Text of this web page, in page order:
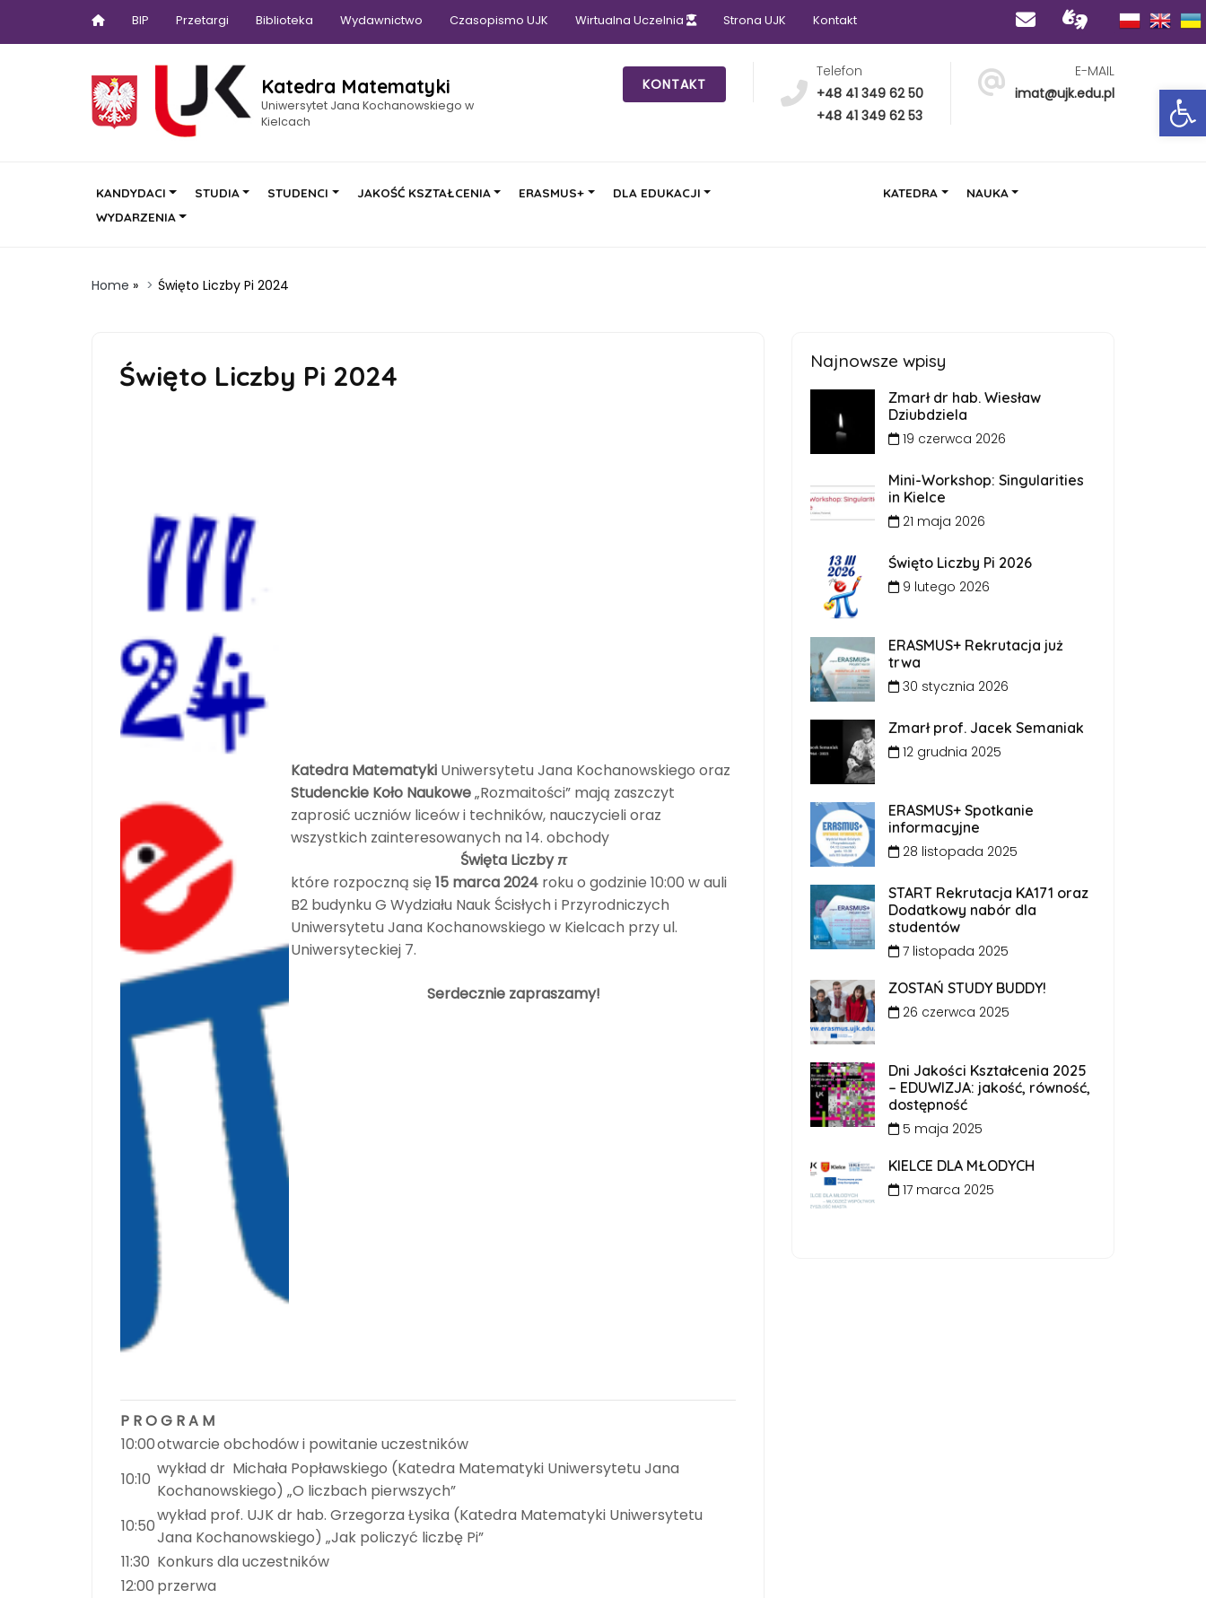
BIP Przetargi Biblioteka Wydawnictwo Czasopismo UJK Wirtualna Uczelnia Strona UJK Kontakt
Katedra Matematyki
Uniwersytet Jana Kochanowskiego w
Kielcach
KONTAKT
Telefon
+48 41 349 62 50
+48 41 349 62 53
E-MAIL
imat@ujk.edu.pl
KANDYDACI STUDIA STUDENCI JAKOŚĆ KSZTAŁCENIA ERASMUS+ DLA EDUKACJI KATEDRA
NAUKA
WYDARZENIA
Home » Święto Liczby Pi 2024
Święto Liczby Pi 2024
Katedra Matematyki Uniwersytetu Jana Kochanowskiego oraz
Studenckie Koło Naukowe„Rozmaitości” mają zaszczyt
zaprosić uczniów liceów i techników, nauczycieli oraz
wszystkich zainteresowanych na 14. obchody
Święta Liczbyπ
które rozpoczną się15 marca 2024 roku o godzinie 10:00 w auli
B2 budynku G Wydziału Nauk Ścisłych i Przyrodniczych
Uniwersytetu Jana Kochanowskiego w Kielcach przy ul.
Uniwersyteckiej 7.
Serdecznie zapraszamy!
P R O G R A M
10:00otwarcie obchodów i powitanie uczestników
10:10
wykład dr Michała Popławskiego (Katedra Matematyki Uniwersytetu Jana
Kochanowskiego) „O liczbach pierwszych”
10:50
wykład prof. UJK dr hab. Grzegorza Łysika (Katedra Matematyki Uniwersytetu
Jana Kochanowskiego) „Jak policzyć liczbę Pi”
11:30 Konkurs dla uczestników
12:00 przerwa
Najnowsze wpisy
Zmarł dr hab. Wiesław
Dziubdziela
19 czerwca 2026
Mini-Workshop: Singularities
in Kielce
21 maja 2026
Święto Liczby Pi 2026
9 lutego 2026
ERASMUS+ Rekrutacja już
trwa
30 stycznia 2026
Zmarł prof. Jacek Semaniak
12 grudnia 2025
ERASMUS+ Spotkanie
informacyjne
28 listopada 2025
START Rekrutacja KA171 oraz
Dodatkowy nabór dla
studentów
7 listopada 2025
ZOSTAŃ STUDY BUDDY!
26 czerwca 2025
Dni Jakości Kształcenia 2025
– EDUWIZJA: jakość, równość,
dostępność
5 maja 2025
KIELCE DLA MŁODYCH
17 marca 2025